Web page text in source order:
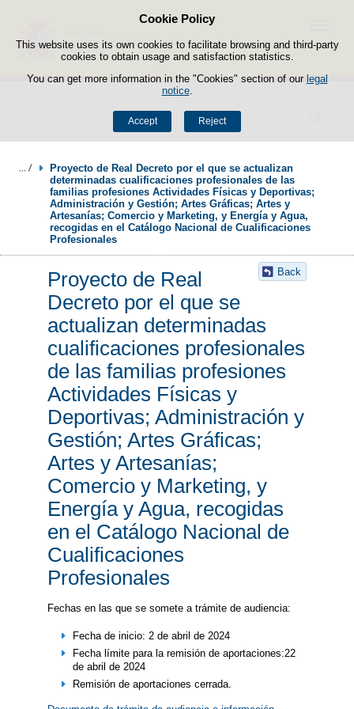
Cookie Policy
This website uses its own cookies to facilitate browsing and third-party
cookies to obtain usage and satisfaction statistics.
You can get more information in the "Cookies" section of our legal
notice.
Accept Reject
Skip to content
Search
Menu
Proyecto de Real Decreto por el que se actualizan
determinadas cualificaciones profesionales de las
familias profesiones Actividades Físicas y Deportivas;
Administración y Gestión; Artes Gráficas; Artes y
Artesanías; Comercio y Marketing, y Energía y Agua,
recogidas en el Catálogo Nacional de Cualificaciones
Profesionales
Back
Proyecto de Real
Decreto por el que se
actualizan determinadas
cualificaciones profesionales
de las familias profesiones
Actividades Físicas y
Deportivas; Administración y
Gestión; Artes Gráficas;
Artes y Artesanías;
Comercio y Marketing, y
Energía y Agua, recogidas
en el Catálogo Nacional de
Cualificaciones
Profesionales
Fechas en las que se somete a trámite de audiencia:
Fecha de inicio: 2 de abril de 2024
Fecha límite para la remisión de aportaciones:22
de abril de 2024
Remisión de aportaciones cerrada.